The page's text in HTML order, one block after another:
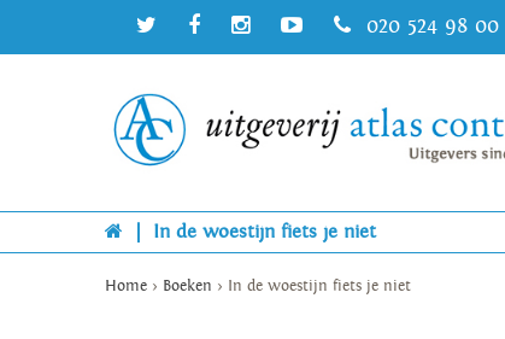
020 524 98 00
In de woestijn fiets je niet
Home > Boeken > In de woestijn fiets je niet